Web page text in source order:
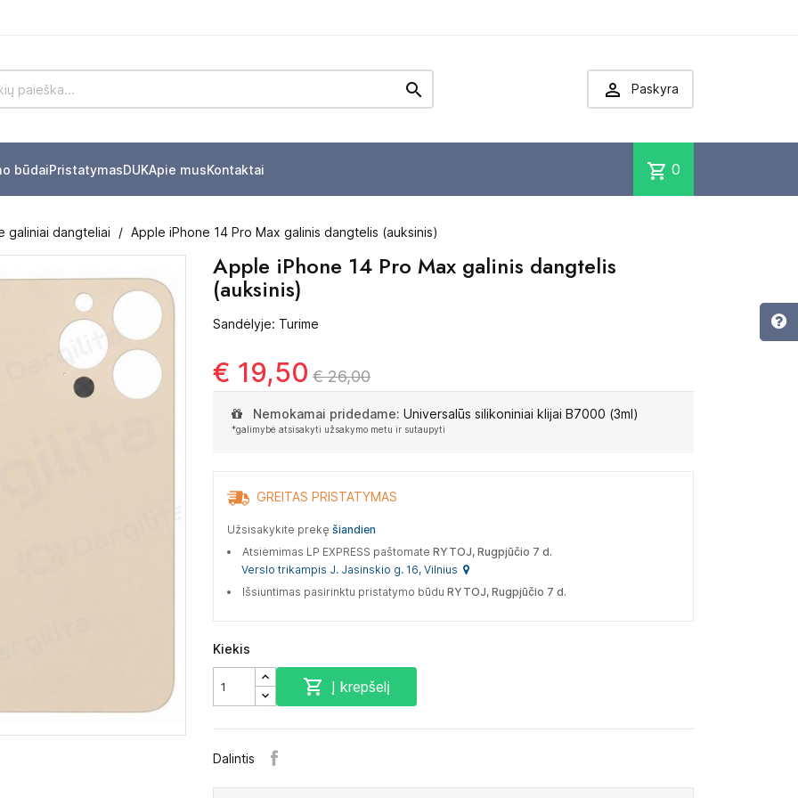
  Paskyra
būdaiPristatymasDUKApie musKontaktai shopping_cart 0
galiniai dangteliai Apple iPhone 14 Pro Max galinis dangtelis (auksinis)
Apple iPhone 14 Pro Max galinis dangtelis
(auksinis)
Sandėlyje: Turime
€ 19,50 € 26,00
Nemokamai pridedame: Universalūs silikoniniai klijai B7000 (3ml)
*galimybė atsisakyti užsakymo metu ir sutaupyti
GREITAS PRISTATYMAS
Užsisakykite prekę šiandien
Atsiėmimas LP EXPRESS paštomate RYTOJ, Rugpjūčio 7 d.
Verslo trikampis J. Jasinskio g. 16, Vilnius
Išsiuntimas pasirinktu pristatymo būdu RYTOJ, Rugpjūčio 7 d.
Kiekis
 Į krepšelį
Dalintis